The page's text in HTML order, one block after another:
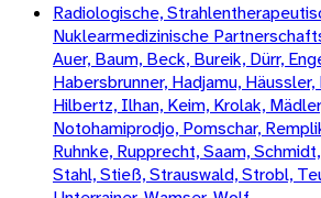
Radiologische,
Nuklearmedizinische
Auer, Baum, Beck, Bureik, Dürr,
Habersbrunner, Hadjamu,
Hilbertz, Ilhan, Keim, Krolak,
Notohamiprodjo, Pomschar,
Ruhnke, Rupprecht, Saam,
Stahl, Stieß, Strauswald, Strobl,